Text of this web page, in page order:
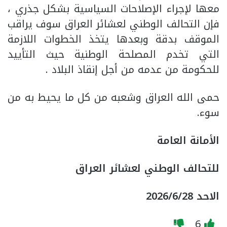
معها لإجراء الإصلاحات السياسية بشكل جذري ،
فإن التحالف الوطني لعشائر العراق سوف يراقب
الموقف بدقة وبعدها يتخذ الخطوات اللازمة
التي تخدم المصلحة الوطنية حيث التأييد
للحكومة من عدمه من أجل إنقاذ البلاد .
حمى الله العراق وشعبه من كل ما يحيط به من
سوء.
الأمانة العامة
للتحالف الوطني لعشائر العراق
الاحد 2026/6/28